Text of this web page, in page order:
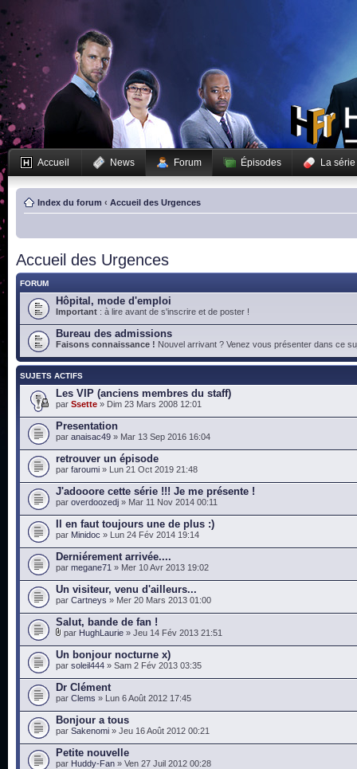
Accueil News Forum Épisodes La série
Index du forum ‹ Accueil des Urgences
Accueil des Urgences
FORUM
Hôpital, mode d'emploi
Important : à lire avant de s'inscrire et de poster !
Bureau des admissions
Faisons connaissance ! Nouvel arrivant ? Venez vous présenter dans ce
SUJETS ACTIFS
Les VIP (anciens membres du staff)
par Ssette » Dim 23 Mars 2008 12:01
Presentation
par anaisac49 » Mar 13 Sep 2016 16:04
retrouver un épisode
par faroumi » Lun 21 Oct 2019 21:48
J'adooore cette série !!! Je me présente !
par overdoozedj » Mar 11 Nov 2014 00:11
Il en faut toujours une de plus :)
par Minidoc » Lun 24 Fév 2014 19:14
Derniérement arrivée....
par megane71 » Mer 10 Avr 2013 19:02
Un visiteur, venu d'ailleurs...
par Cartneys » Mer 20 Mars 2013 01:00
Salut, bande de fan !
par HughLaurie » Jeu 14 Fév 2013 21:51
Un bonjour nocturne x)
par soleil444 » Sam 2 Fév 2013 03:35
Dr Clément
par Clems » Lun 6 Août 2012 17:45
Bonjour a tous
par Sakenomi » Jeu 16 Août 2012 00:21
Petite nouvelle
par Huddy-Fan » Ven 27 Juil 2012 00:28